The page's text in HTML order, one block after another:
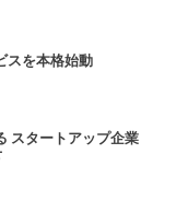
スを本格始動
スタートアップ企業